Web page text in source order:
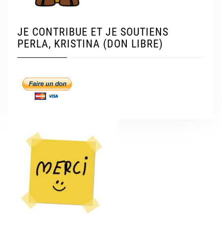
JE CONTRIBUE ET JE SOUTIENS
PERLA, KRISTINA (DON LIBRE)